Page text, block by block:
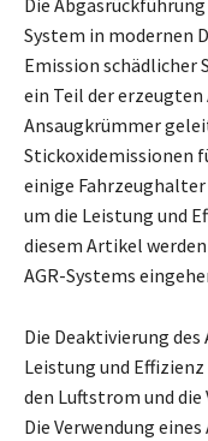
System in modernen
Emission schädlicher
ein Teil der erzeugten
Ansaugkrümmer
Stickoxidemissionen
einige Fahrzeughalter
um die Leistung und
diesem Artikel
AGR-Systems
Die Deaktivierung des
Leistung und
den Luftstrom und
Die Verwendung